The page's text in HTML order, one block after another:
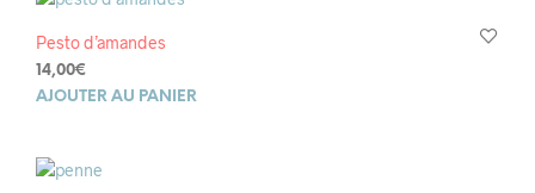
Pesto d’amandes
14,00€
AJOUTER AU PANIER